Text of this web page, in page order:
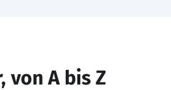
von A bis Z